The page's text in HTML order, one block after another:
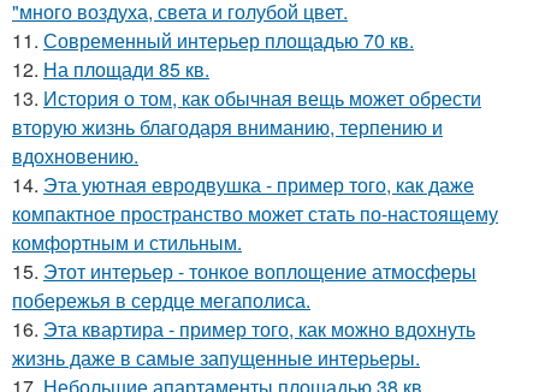
"много воздуха, света и голубой цвет.
11. Современный интерьер площадью 70 кв.
12. На площади 85 кв.
13. История о том, как обычная вещь может обрести
вторую жизнь благодаря вниманию, терпению и
вдохновению.
14. Эта уютная евродвушка - пример того, как даже
компактное пространство может стать по-настоящему
комфортным и стильным.
15. Этот интерьер - тонкое воплощение атмосферы
побережья в сердце мегаполиса.
16. Эта квартира - пример того, как можно вдохнуть
жизнь даже в самые запущенные интерьеры.